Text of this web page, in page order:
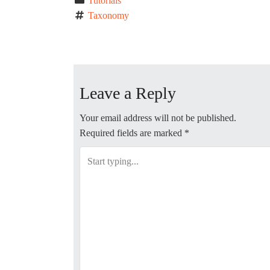
Taxonomy
s
n
Leave a Reply
Your email address will not be published.
Required fields are marked *